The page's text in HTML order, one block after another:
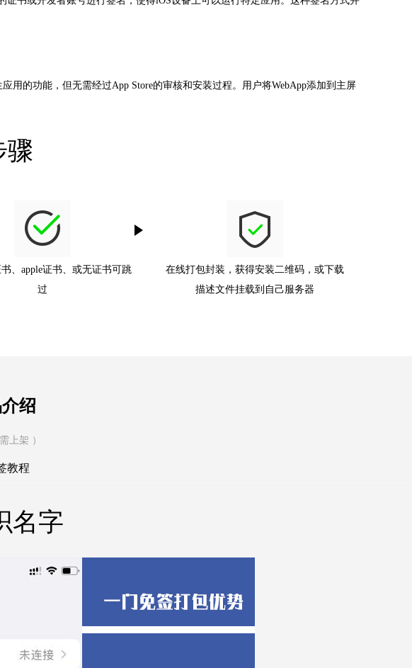
用的功能，但无需经过App Store的审核和安装过程。用户将WebApp添加到主屏
骤
、apple证书、或无证书可跳
过
在线打包封装，获得安装二维码，或下载
描述文件挂载到自己服务器
绍
上架 ）
教程
名字